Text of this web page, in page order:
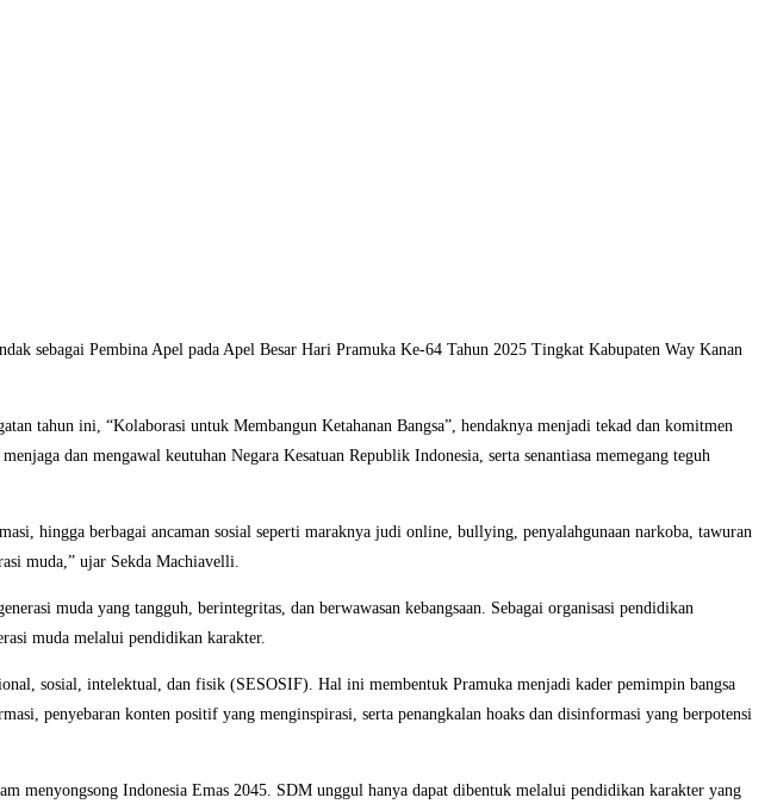
sebagai Pembina Apel pada Apel Besar Hari Pramuka Ke-64 Tahun 2025 Tingkat Kabupaten Way Kanan
tahun ini, “Kolaborasi untuk Membangun Ketahanan Bangsa”, hendaknya menjadi tekad dan komitmen
dan mengawal keutuhan Negara Kesatuan Republik Indonesia, serta senantiasa memegang teguh
hingga berbagai ancaman sosial seperti maraknya judi online, bullying, penyalahgunaan narkoba, tawuran
muda,” ujar Sekda Machiavelli.
muda yang tangguh, berintegritas, dan berwawasan kebangsaan. Sebagai organisasi pendidikan
muda melalui pendidikan karakter.
sosial, intelektual, dan fisik (SESOSIF). Hal ini membentuk Pramuka menjadi kader pemimpin bangsa
penyebaran konten positif yang menginspirasi, serta penangkalan hoaks dan disinformasi yang berpotensi
menyongsong Indonesia Emas 2045. SDM unggul hanya dapat dibentuk melalui pendidikan karakter yang